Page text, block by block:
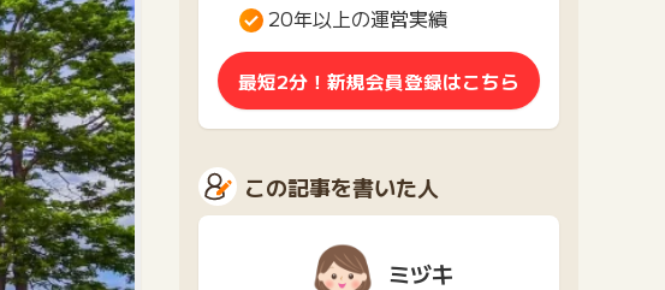
20年以上の運営実績
最短2分！新規会員登録はこちら
この記事を書いた人
ミヅキ